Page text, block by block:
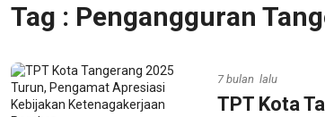
Tag : Pengangguran
7 bulan lalu
TPT Kota